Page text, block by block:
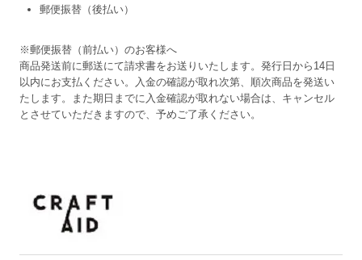
郵便振替（後払い）
※郵便振替（前払い）のお客様へ
商品発送前に郵送にて請求書をお送りいたします。発行日から14日
以内にお支払ください。入金の確認が取れ次第、順次商品を発送い
たします。また期日までに入金確認が取れない場合は、キャンセル
とさせていただきますので、予めご了承ください。